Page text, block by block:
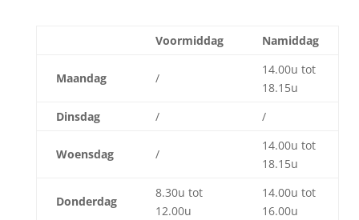
Voormiddag Namiddag
Maandag /
14.00u tot
18.15u
Dinsdag
/ /
Woensdag /
14.00u tot
18.15u
Donderdag
8.30u tot
12.00u
14.00u tot
16.00u